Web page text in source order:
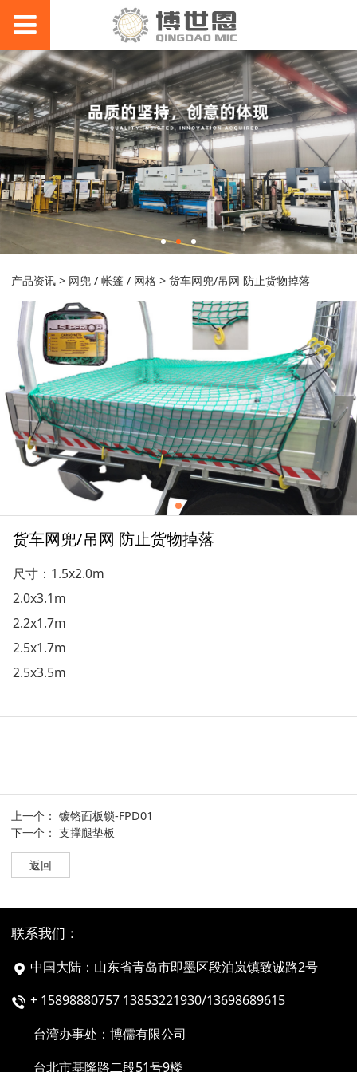
货车网兜/吊网 防止货物
掉落
产品资讯 > 网兜 / 帐篷 / 网格 >货车网兜/吊网 防止货物掉落
货车网兜/吊网 防止货物掉落
尺寸：1.5x2.0m
2.0x3.1m
2.2x1.7m
2.5x1.7m
2.5x3.5m
上一个：镀铬面板锁-FPD01
下一个：支撑腿垫板
返回
联系我们：
中国大陆：山东省青岛市即墨区段泊岚镇致诚路2号
+ 15898880757 13853221930/13698689615
台湾办事处：博儒有限公司
台北市基隆路二段51号9楼